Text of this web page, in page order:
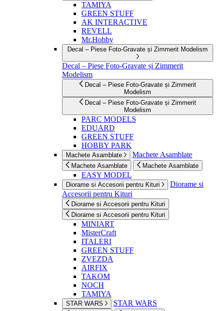
TAMIYA
GREEN STUFF
AK INTERACTIVE
REVELL
Mr.Hobby
Decal – Piese Foto-Gravate și Zimmerit Modelism
Decal – Piese Foto-Gravate și Zimmerit
Modelism
Decal – Piese Foto-Gravate și Zimmerit
Modelism
Decal – Piese Foto-Gravate și Zimmerit
Modelism
PARC MODELS
EDUARD
GREEN STUFF
HOBBY PARK
Machete Asamblate Machete Asamblate
Machete Asamblate Machete Asamblate
EASY MODEL
Diorame si Accesorii pentru Kituri
Diorame si
Accesorii pentru Kituri
Diorame si Accesorii pentru Kituri
Diorame si Accesorii pentru Kituri
MINIART
MisterCraft
ITALERI
GREEN STUFF
ZVEZDA
AIRFIX
TAKOM
NOCH
TAMIYA
STAR WARS STAR WARS